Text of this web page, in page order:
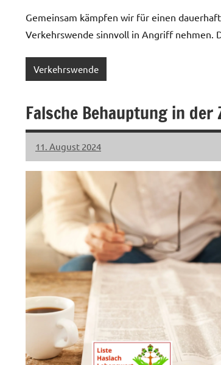
Gemeinsam kämpfen wir für einen
Verkehrswende sinnvoll in Angriff nehmen.
Verkehrswende
Falsche Behauptung in der
11. August 2024
LHL
Keine
Kommentare